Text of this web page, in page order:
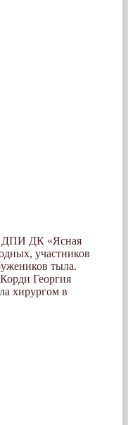
ДПИ ДК «Ясная
участников
тыла.
Георгия
хирургом в